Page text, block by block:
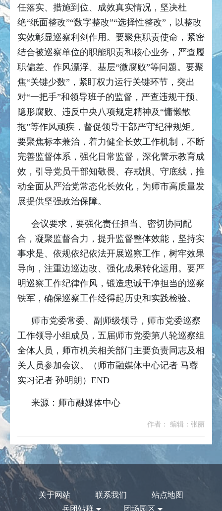
任落实、措施到位、成效真实情况，坚决杜
绝“纸面整改”“数字整改”“选择性整改”，以整改
实效彰显巡察利剑作用。要聚焦职责使命，紧密
结合被巡察单位的职能职责和核心业务，严查履
职偏差、作风漂浮、基层“微腐败”等问题。要聚
焦“关键少数”，紧盯权力运行关键环节，突出
对“一把手”和领导班子的监督，严查违规干预、
隐形腐败、违反中央八项规定精神及“慵懒散
拖”等作风顽疾，督促领导干部严守纪律规矩。
要聚焦标本兼治，着力健全长效工作机制，不断
完善监督体系，强化日常监督，深化警示教育成
效，引导党员干部知敬畏、存戒惧、守底线，推
动全面从严治党常态化长效化，为师市高质量发
展提供坚强政治保障。
会议要求，要强化责任担当、密切协同配
合，凝聚监督合力，提升监督整体效能，坚持实
事求是、依规依纪依法开展巡察工作，树牢效果
导向，注重边巡边改、强化成果转化运用。要严
明巡察工作纪律作风，锻造忠诚干净担当的巡察
铁军，确保巡察工作经得起历史和实践检验。
师市党委常委、副师级领导，师市党委巡察
工作领导小组成员，五届师市党委第八轮巡察组
全体人员，师市机关相关部门主要负责同志及相
关人员参加会议。（师市融媒体中心记者 马蓉
实习记者 孙明朗）END
来源：师市融媒体中心
作者： 编辑：张丽
关于网站 联系我们
站点地图
兵团站群
团场园区